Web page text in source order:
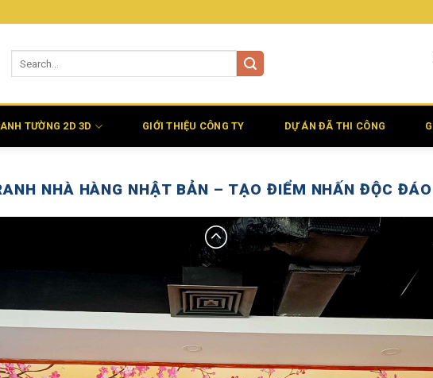
TƯỜNG 2D 3D GIỚI THIỆU CÔNG TY DỰ ÁN ĐÃ THI CÔNG
NHÀ HÀNG NHẬT BẢN – TẠO ĐIỂM NHẤN ĐỘC